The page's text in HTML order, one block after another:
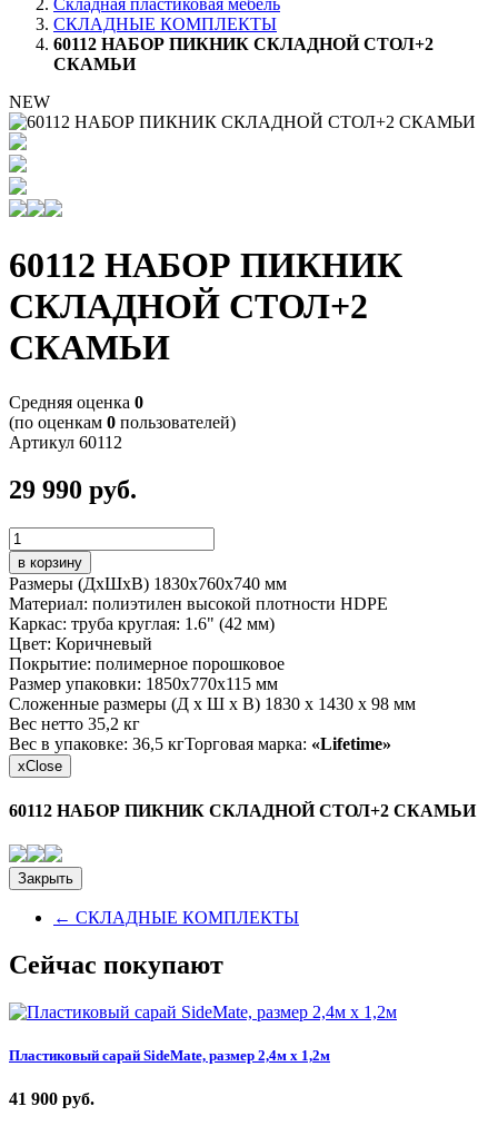
СКЛАДНЫЕ КОМПЛЕКТЫ
60112 НАБОР ПИКНИК СКЛАДНОЙ СТОЛ+2
СКАМЬИ
NEW
60112 НАБОР ПИКНИК
СКЛАДНОЙ СТОЛ+2
СКАМЬИ
Cредняя оценка 0
(по оценкам 0 пользователей)
Артикул 60112
29 990 руб.
в корзину
Размеры (ДхШхВ) 1830x760x740 мм
Материал: полиэтилен высокой плотности HDPE
Каркас: труба круглая: 1.6" (42 мм)
Цвет: Коричневый
Покрытие: полимерное порошковое
Размер упаковки: 1850x770x115 мм
Сложенные размеры (Д x Ш x В) 1830 x 1430 x 98 мм
Вес нетто 35,2 кг
Вес в упаковке: 36,5 кгТорговая марка: «Lifetime»
xClose
60112 НАБОР ПИКНИК СКЛАДНОЙ СТОЛ+2 СКАМЬИ
Закрыть
← СКЛАДНЫЕ КОМПЛЕКТЫ
Сейчас покупают
Пластиковый сарай SideMate, размер 2,4м х 1,2м
41 900 руб.